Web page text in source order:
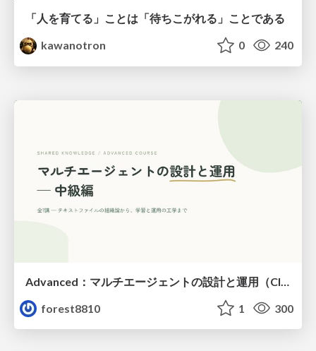
「人を育てる」ことは「待ちこがれる」ことである
kawanotron
0 240
forest8810
1 300